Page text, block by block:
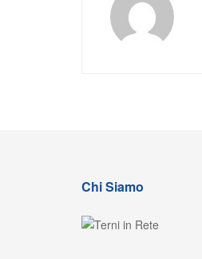
Chi Siamo